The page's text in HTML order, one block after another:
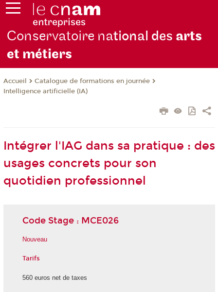
Conservatoire national des arts
et métiers
Accueil
Catalogue de formations en journée
Intelligence artificielle (IA)
Intégrer l'IAG dans sa pratique : des
usages concrets pour son
quotidien professionnel
Code Stage : MCE026
Nouveau
Tarifs
560 euros net de taxes